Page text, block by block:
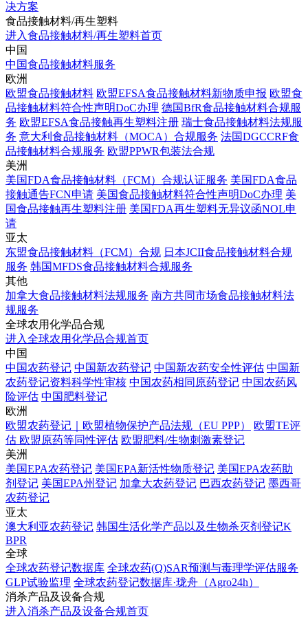
决方案
食品接触材料/再生塑料
进入食品接触材料/再生塑料首页
中国
中国食品接触材料服务
欧洲
欧盟食品接触材料 欧盟EFSA食品接触材料新物质申报 欧盟食
品接触材料符合性声明DoC办理 德国BfR食品接触材料合规服
务 欧盟EFSA食品接触再生塑料注册 瑞士食品接触材料法规服
务 意大利食品接触材料（MOCA）合规服务 法国DGCCRF食
品接触材料合规服务 欧盟PPWR包装法合规
美洲
美国FDA食品接触材料（FCM）合规认证服务 美国FDA食品
接触通告FCN申请 美国食品接触材料符合性声明DoC办理 美
国食品接触再生塑料注册 美国FDA再生塑料无异议函NOL申
请
亚太
东盟食品接触材料（FCM）合规 日本JCII食品接触材料合规
服务 韩国MFDS食品接触材料合规服务
其他
加拿大食品接触材料法规服务 南方共同市场食品接触材料法
规服务
全球农用化学品合规
进入全球农用化学品合规首页
中国
中国农药登记 中国新农药登记 中国新农药安全性评估 中国新
农药登记资料科学性审核 中国农药相同原药登记 中国农药风
险评估 中国肥料登记
欧洲
欧盟农药登记｜欧盟植物保护产品法规（EU PPP）
欧盟TE评
估 欧盟原药等同性评估 欧盟肥料/生物刺激素登记
美洲
美国EPA农药登记 美国EPA新活性物质登记 美国EPA农药助
剂登记 美国EPA州登记 加拿大农药登记 巴西农药登记 墨西哥
农药登记
亚太
澳大利亚农药登记 韩国生活化学产品以及生物杀灭剂登记K
BPR
全球
全球农药登记数据库 全球农药(Q)SAR预测与毒理学评估服务
GLP试验监理 全球农药登记数据库·珑舟（Agro24h）
消杀产品及设备合规
进入消杀产品及设备合规首页